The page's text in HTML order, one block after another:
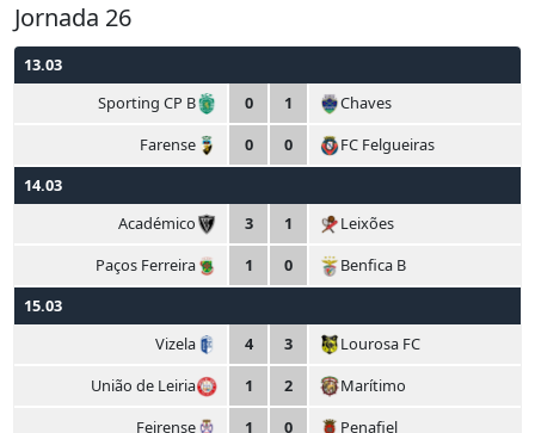
Jornada 26
13.03
Sporting CP B
0 1
Chaves
Farense
0 0
FC Felgueiras
14.03
Académico
3 1
Leixões
Paços Ferreira
1 0
Benfica B
15.03
Vizela
4 3
Lourosa FC
União de Leiria
1 2
Marítimo
Feirense
1 0
Penafiel